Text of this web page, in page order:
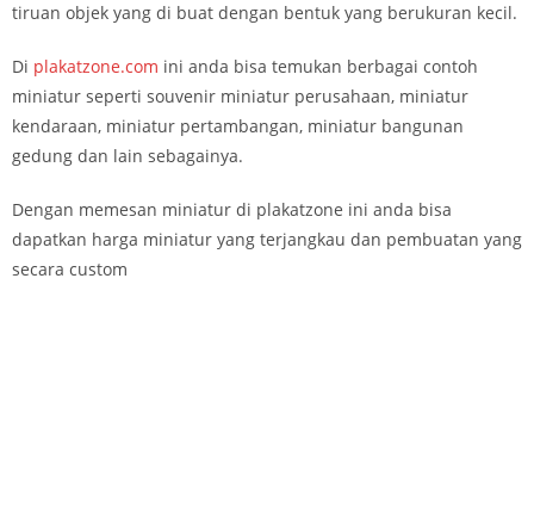
tiruan objek yang di buat dengan bentuk yang berukuran kecil.
Di plakatzone.com ini anda bisa temukan berbagai contoh
miniatur seperti souvenir miniatur perusahaan, miniatur
kendaraan, miniatur pertambangan, miniatur bangunan
gedung dan lain sebagainya.
Dengan memesan miniatur di plakatzone ini anda bisa
dapatkan harga miniatur yang terjangkau dan pembuatan yang
secara custom